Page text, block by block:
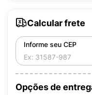
Calcular frete
Informe seu CEP
Opções de